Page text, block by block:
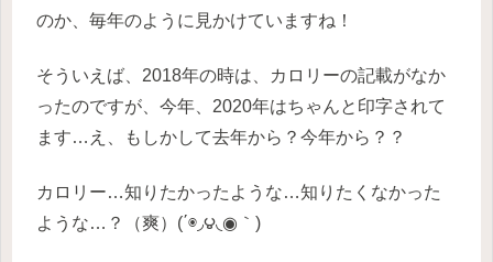
のか、毎年のように見かけていますね！
そういえば、2018年の時は、カロリーの記載がなか
ったのですが、今年、2020年はちゃんと印字されて
ます…え、もしかして去年から？今年から？？
カロリー…知りたかったような…知りたくなかった
ような…？（爽）(΄◉◞౪◟◉｀)